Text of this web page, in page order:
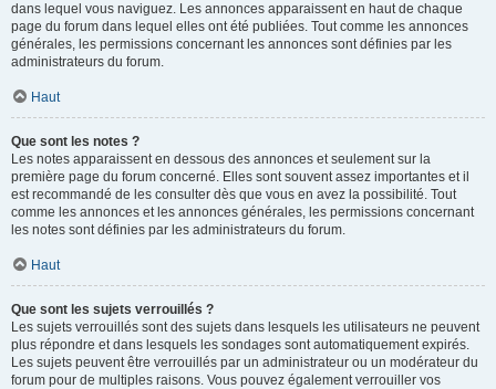
dans lequel vous naviguez. Les annonces apparaissent en haut de chaque
page du forum dans lequel elles ont été publiées. Tout comme les annonces
générales, les permissions concernant les annonces sont définies par les
administrateurs du forum.
Haut
Que sont les notes ?
Les notes apparaissent en dessous des annonces et seulement sur la
première page du forum concerné. Elles sont souvent assez importantes et il
est recommandé de les consulter dès que vous en avez la possibilité. Tout
comme les annonces et les annonces générales, les permissions concernant
les notes sont définies par les administrateurs du forum.
Haut
Que sont les sujets verrouillés ?
Les sujets verrouillés sont des sujets dans lesquels les utilisateurs ne peuvent
plus répondre et dans lesquels les sondages sont automatiquement expirés.
Les sujets peuvent être verrouillés par un administrateur ou un modérateur du
forum pour de multiples raisons. Vous pouvez également verrouiller vos